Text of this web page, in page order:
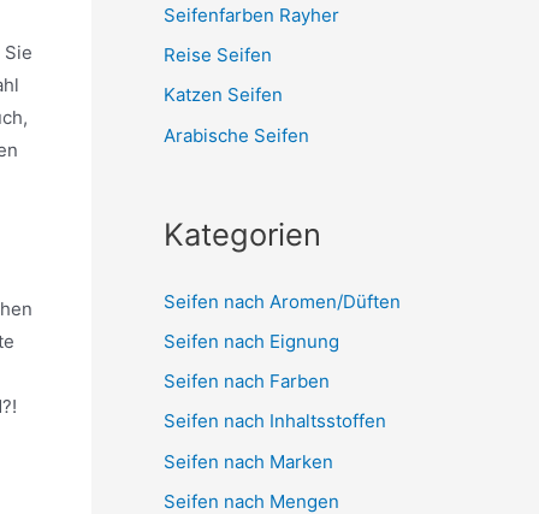
Seifenfarben Rayher
Reise Seifen
Katzen Seifen
Arabische Seifen
Kategorien
Seifen nach Aromen/Düften
Seifen nach Eignung
Seifen nach Farben
Seifen nach Inhaltsstoffen
Seifen nach Marken
Seifen nach Mengen